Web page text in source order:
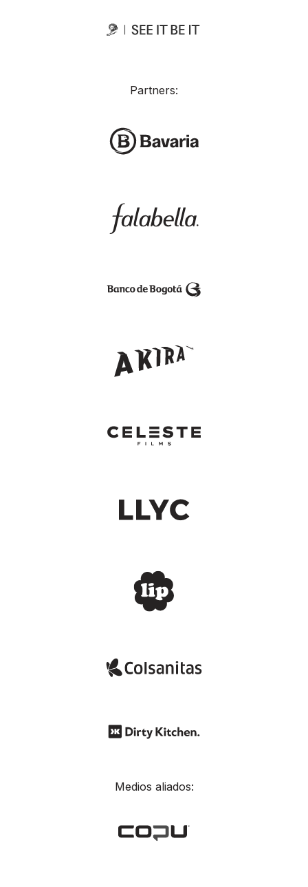
Partners:
Medios aliados: